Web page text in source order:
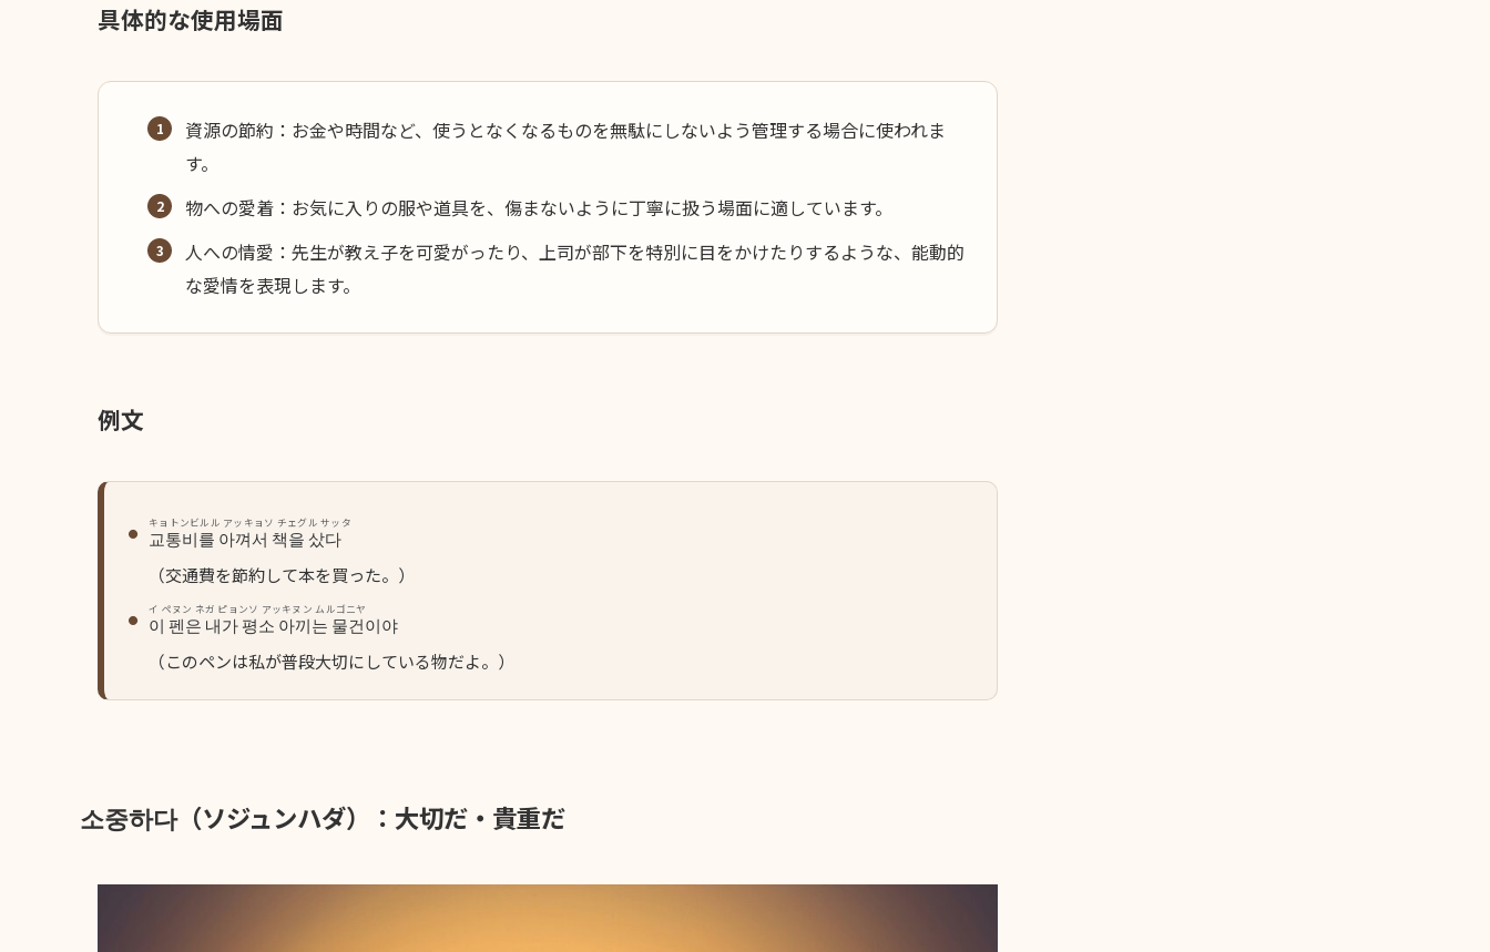
具体的な使用場面
資源の節約：お金や時間など、使うとなくなるものを無駄にしないよう管理する場合に使われま
す。
物への愛着：お気に入りの服や道具を、傷まないように丁寧に扱う場面に適しています。
人への情愛：先生が教え子を可愛がったり、上司が部下を特別に目をかけたりするような、能動的
な愛情を表現します。
例文
교통비를 아껴서 책을 샀다
キョトンビルル アッキョソ チェグル サッタ
（交通費を節約して本を買った。）
이 펜은 내가 평소 아끼는 물건이야
イ ペヌン ネガ ピョンソ アッキヌン ムルゴニヤ
（このペンは私が普段大切にしている物だよ。）
소중하다（ソジュンハダ）：大切だ・貴重だ